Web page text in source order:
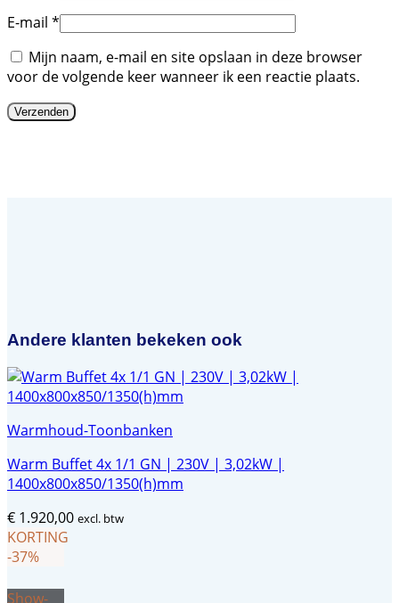
E-mail *
Mijn naam, e-mail en site opslaan in deze browser
voor de volgende keer wanneer ik een reactie plaats.
Andere klanten bekeken ook
Warmhoud-Toonbanken
Warm Buffet 4x 1/1 GN | 230V | 3,02kW |
1400x800x850/1350(h)mm
€ 1.920,00 excl. btw
KORTING
-37%
Show-